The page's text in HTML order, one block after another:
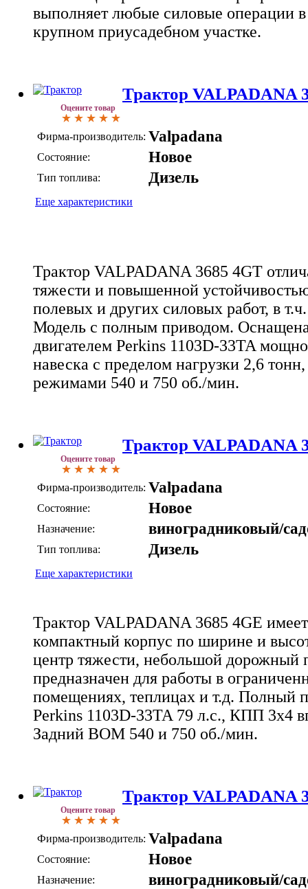
выполняет любые силовые операции в
крупном приусадебном участке.
Оцените товар
Трактор VALPADANA
Фирма-производитель: Valpadana
Состояние: Новое
Тип топлива: Дизель
Еще характеристики
Трактор VALPADANA 3685 4GT
тяжести и повышенной
полевых и других силовых работ, в
Модель с полным приводом.
двигателем Perkins 1103D-33TA
навеска с пределом нагрузки 2,6
режимами 540 и 750 об./мин.
Оцените товар
Трактор VALPADANA
Фирма-производитель: Valpadana
Состояние: Новое
Назначение: виноградниковый/
Тип топлива: Дизель
Еще характеристики
Трактор VALPADANA 3685 4GE
компактный корпус по ширине и
центр тяжести, небольшой дорожный
предназначен для работы в
помещениях, теплицах и т.д. Полный
Perkins 1103D-33TA 79 л.с., КПП 3х4
Задний ВОМ 540 и 750 об./мин.
Оцените товар
Трактор VALPADANA
Фирма-производитель: Valpadana
Состояние: Новое
Назначение: виноградниковый/